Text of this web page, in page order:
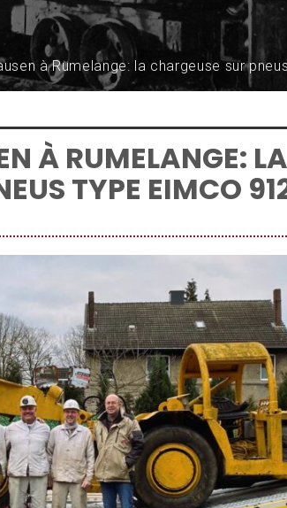
à Rumelange: la chargeuse sur
À RUMELANGE: LA
TYPE EIMCO